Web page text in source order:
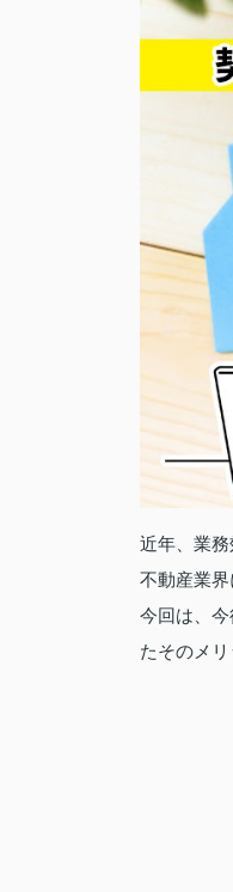
近年、業
不動産業界
今回は、
たそのメリ